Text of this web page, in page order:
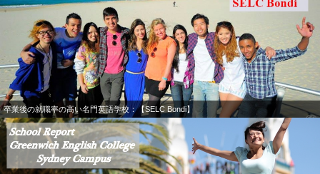
卒業後の就職率の高い名門英語学校：【SELC Bondi】